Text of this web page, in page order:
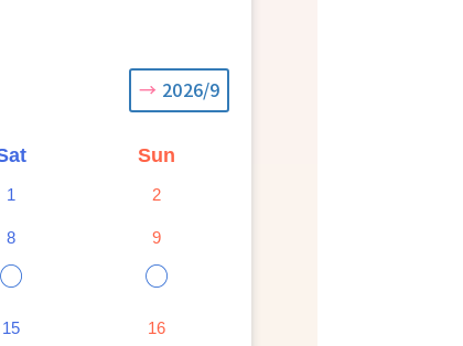
2026/9
Sun
1 2
8
○
9
○
15 16